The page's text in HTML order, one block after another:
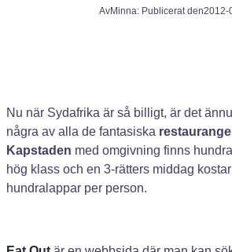
AvMinna: Publicerat den2012-
Nu när Sydafrika är så billigt, är det
några av alla de fantasiska
Kapstaden med omgivning finns
hög klass och en 3-rätters middag
hundralappar per person.